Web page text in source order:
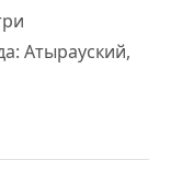
Атырауский,